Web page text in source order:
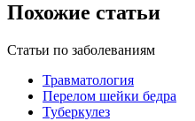
Похожие статьи
Статьи по заболеваниям
Травматология
Перелом шейки бедра
Туберкулез